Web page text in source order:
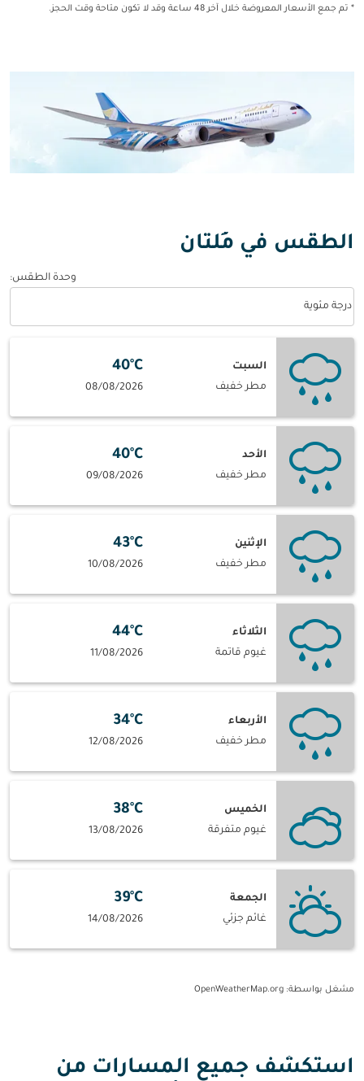
* تم جمع الأسعار المعروضة خلال آخر 48 ساعة وقد لا تكون متاحة وقت الحجز.
الطقس في مُلتان
وحدة الطقس:
درجة مئوية
السبت
مطر خفيف
40°C
08/08/2026
الأحد
مطر خفيف
40°C
09/08/2026
الإثنين
مطر خفيف
43°C
10/08/2026
الثلاثاء
غيوم قاتمة
44°C
11/08/2026
الأربعاء
مطر خفيف
34°C
12/08/2026
الخميس
غيوم متفرقة
38°C
13/08/2026
الجمعة
غائم جزئي
39°C
14/08/2026
مشغل بواسطة: OpenWeatherMap.org
استكشف جميع المسارات من